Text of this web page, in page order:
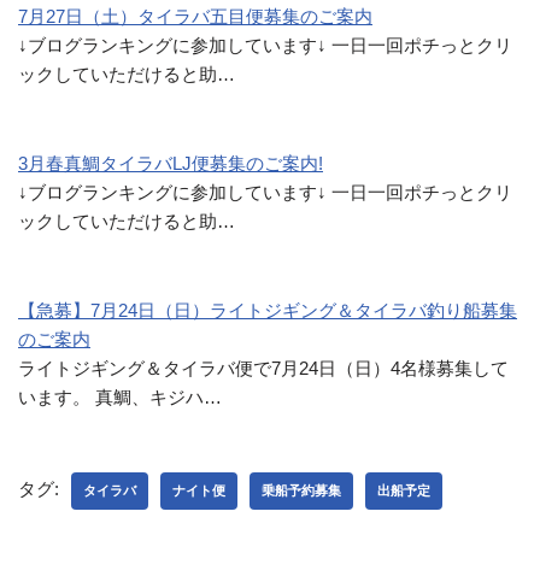
7月27日（土）タイラバ五目便募集のご案内
↓ブログランキングに参加しています↓ 一日一回ポチっとクリ
ックしていただけると助…
3月春真鯛タイラバLJ便募集のご案内!
↓ブログランキングに参加しています↓ 一日一回ポチっとクリ
ックしていただけると助…
【急募】7月24日（日）ライトジギング＆タイラバ釣り船募集
のご案内
ライトジギング＆タイラバ便で7月24日（日）4名様募集して
います。 真鯛、キジハ…
タグ: タイラバ ナイト便 乗船予約募集 出船予定